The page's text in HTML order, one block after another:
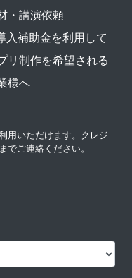
・講演依頼
入補助金を利用して
リ制作を希望される
様へ
用いただけます。クレジ
でご連絡ください。